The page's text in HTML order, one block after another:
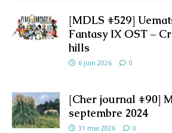
[MDLS #529]
Fantasy IX OST –
hills
6 juin 2026 0
[Cher journal #90]
septembre 2024
31 mai 2026 0